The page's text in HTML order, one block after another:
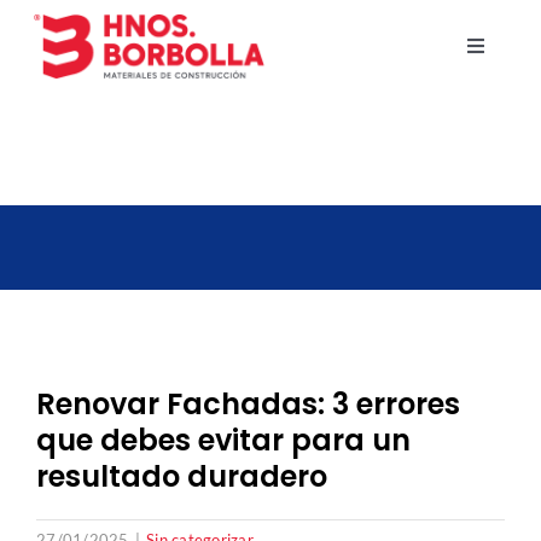
Saltar
Toggle
Fachadas y tejados
Renovar Fachadas: 3 errores
que debes evitar para un
resultado duradero